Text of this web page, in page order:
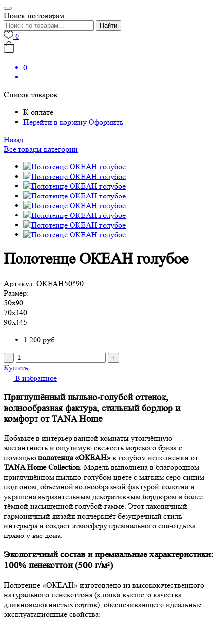
Поиск по товарам
Найти
0
0
Список товаров
К оплате:
Перейти в корзину Оформить
Назад
Все товары категории
Полотенце ОКЕАН голубое
Артикул: ОКЕАН50*90
Размер:
50х90
70х140
90х145
1 200 руб.
- +
Купить
В избранное
Приглушённый пыльно-голубой оттенок,
волнообразная фактура, стильный бордюр и
комфорт от TANA Home
Добавьте в интерьер ванной комнаты утончённую
элегантность и ощутимую свежесть морского бриза с
помощью полотенца «ОКЕАН» в голубом исполнении от
TANA Home Collection. Модель выполнена в благородном
приглушённом пыльно-голубом цвете с мягким серо-синим
подтоном, объёмной волнообразной фактурой полотна и
украшена выразительным декоративным бордюром в более
тёмной насыщенной голубой гамме. Этот лаконичный
гармоничный дизайн подчеркнёт безупречный стиль
интерьера и создаст атмосферу премиального спа-отдыха
прямо у вас дома.
Экологичный состав и премиальные характеристики:
100% пенекоттон (500 г/м²)
Полотенце «ОКЕАН» изготовлено из высококачественного
натурального пенекоттона (хлопка высшего качества
длинноволокнистых сортов), обеспечивающего идеальные
эксплуатационные свойства: